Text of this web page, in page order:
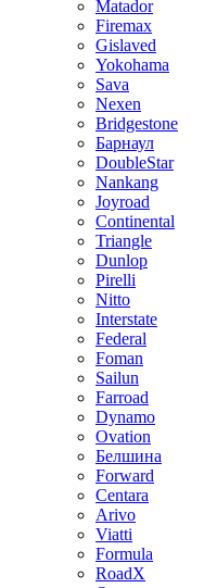
Matador
Firemax
Gislaved
Yokohama
Sava
Nexen
Bridgestone
Барнаул
DoubleStar
Nankang
Joyroad
Continental
Triangle
Dunlop
Pirelli
Nitto
Interstate
Federal
Foman
Sailun
Farroad
Dynamo
Ovation
Белшина
Forward
Centara
Arivo
Viatti
Formula
RoadX